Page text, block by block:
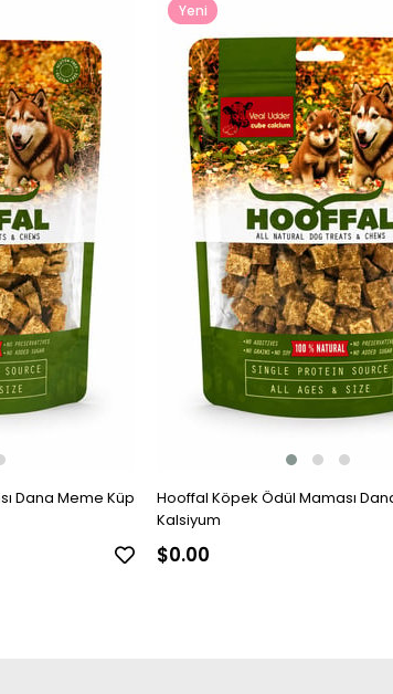
Hooffal Köpek Ödül Maması Dana Meme Küp
Kalsiyum
$0.00
Yeni
Ürün